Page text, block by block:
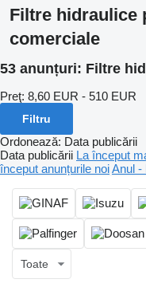
Filtre hidraulice
comerciale
53 anunțuri: Filtre
Preţ: 8,60 EUR - 510 EUR
Filtru
Ordonează: Data publicării
Data publicării La început
început anunțurile noiAnul -
Toate